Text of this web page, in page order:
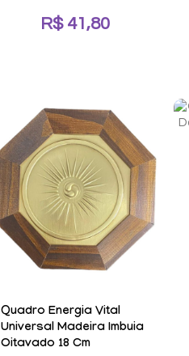
R$ 41,80
Quadro Energia Vital
Universal Madeira Imbuia
Oitavado 18 Cm